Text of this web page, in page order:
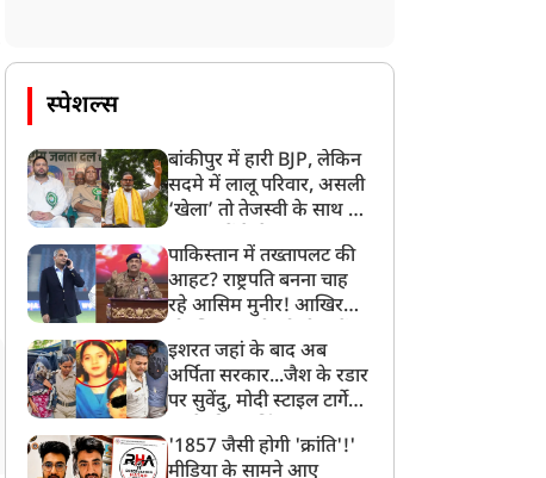
स्पेशल्स
बांकीपुर में हारी BJP, लेकिन
सदमे में लालू परिवार, असली
‘खेला’ तो तेजस्वी के साथ हो
पाकिस्तान में तख्तापलट की
आहट? राष्ट्रपति बनना चाह
रहे आसिम मुनीर! आखिर
बनाया मोहरा?
इशरत जहां के बाद अब
अर्पिता सरकार...जैश के रडार
पर सुवेंदु, मोदी स्टाइल टार्गेट
बड़ा एक्शन!
'1857 जैसी होगी 'क्रांति'!'
मीडिया के सामने आए